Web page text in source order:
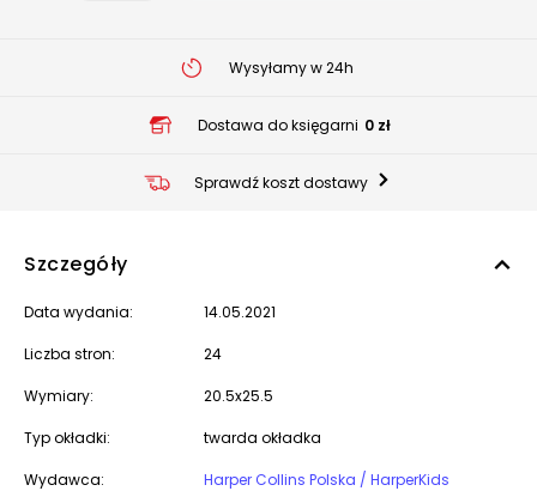
Wysyłamy w 24h
Dostawa do księgarni 0 zł
Sprawdź koszt dostawy
Szczegóły
Data wydania: 14.05.2021
Liczba stron: 24
Wymiary: 20.5x25.5
Typ okładki: twarda okładka
Wydawca:
Harper Collins Polska / HarperKids